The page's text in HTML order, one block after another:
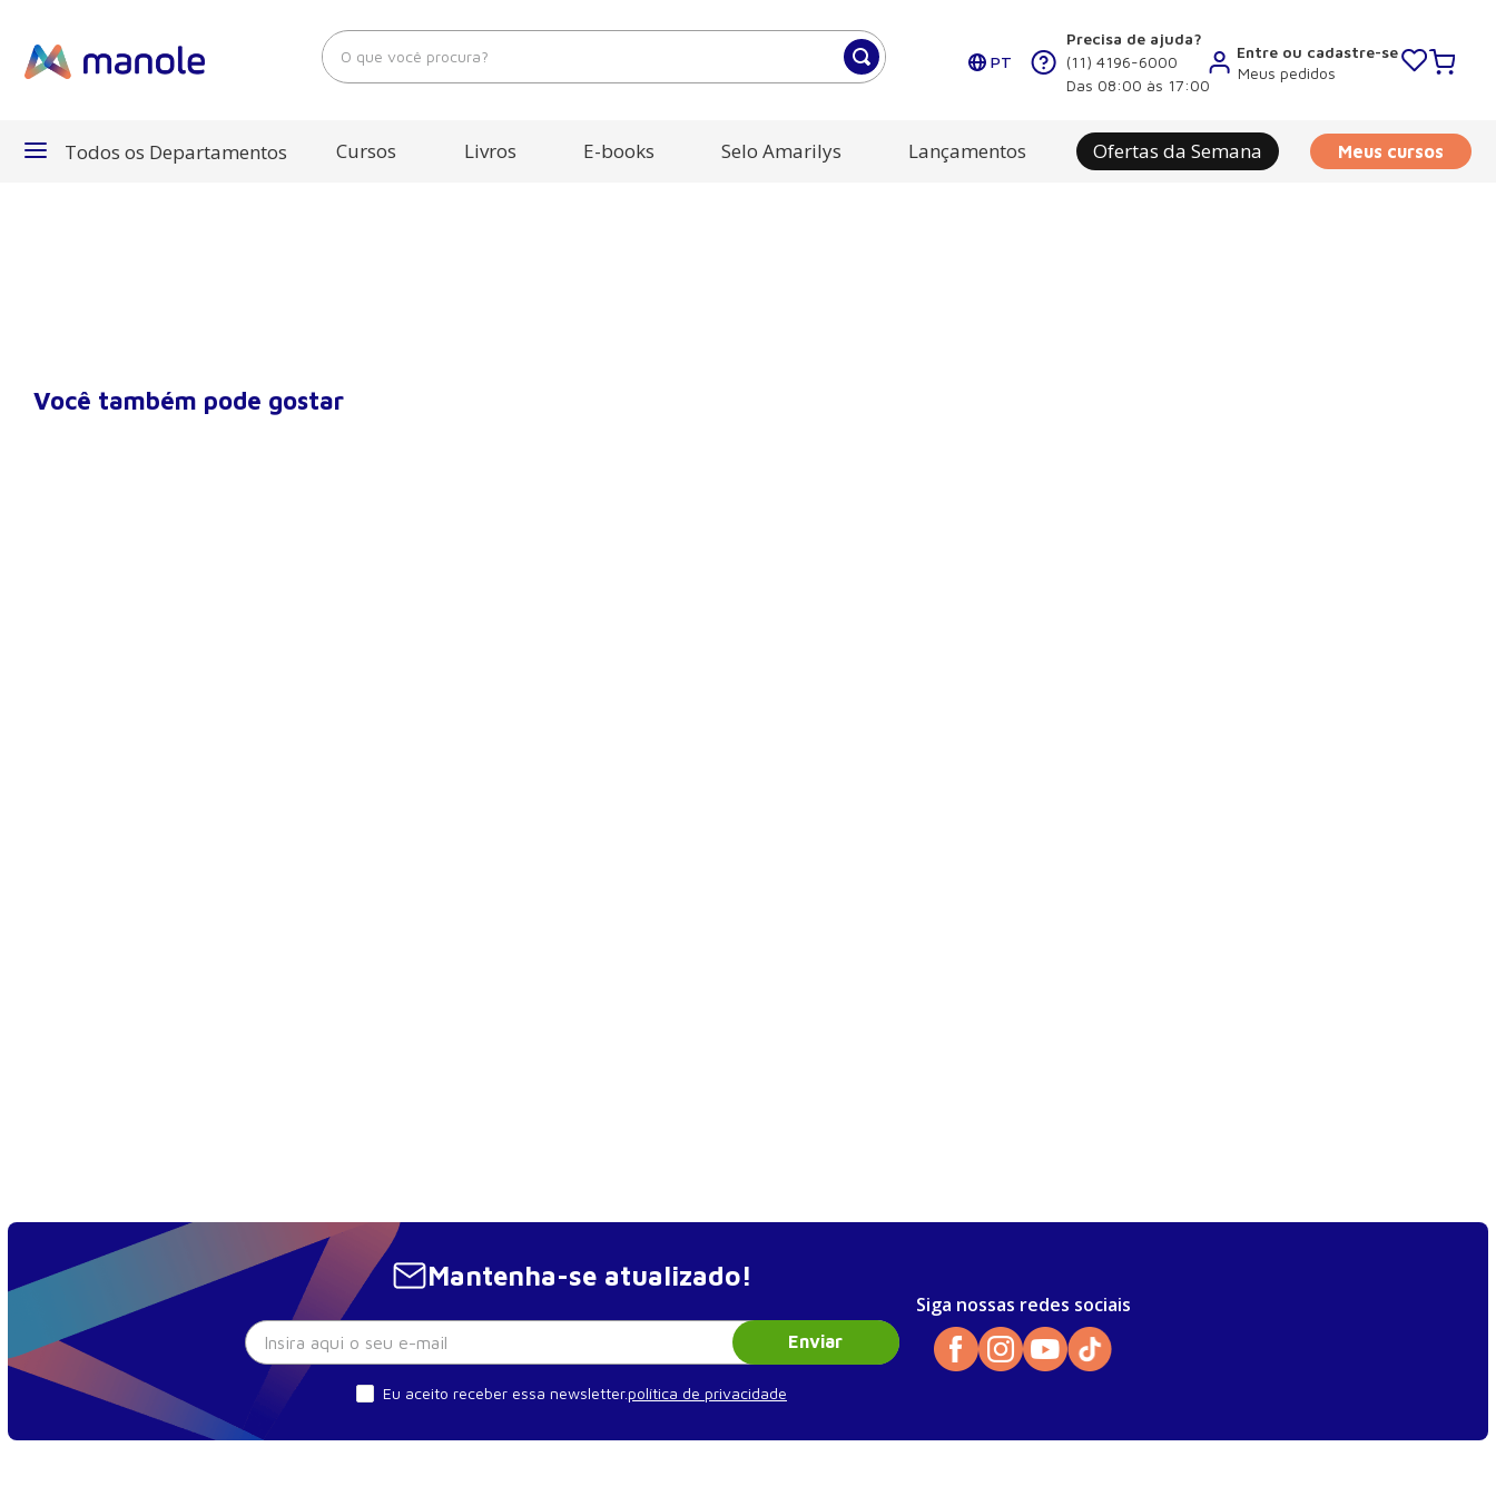
O que você procura?
PT
Precisa de ajuda?
(11) 4196-6000
Das 08:00 às 17:00
Entre ou cadastre-se
Meus pedidos
Todos os Departamentos
E-Books
Cursos Livros E-books Selo Amarilys Lançamentos Ofertas da Semana Meus cursos
Você também pode gostar
Mantenha-se atualizado!
Enviar
Eu aceito receber essa newsletter.política de privacidade
Siga nossas redes sociais